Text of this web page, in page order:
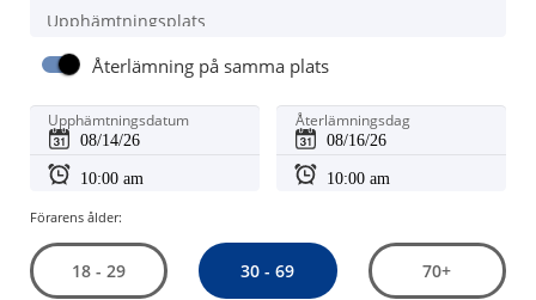
Upphämtningsplats
Återlämning på samma plats
Upphämtningsdatum Återlämningsdag
Förarens ålder:
18 - 29 30 - 69 70+